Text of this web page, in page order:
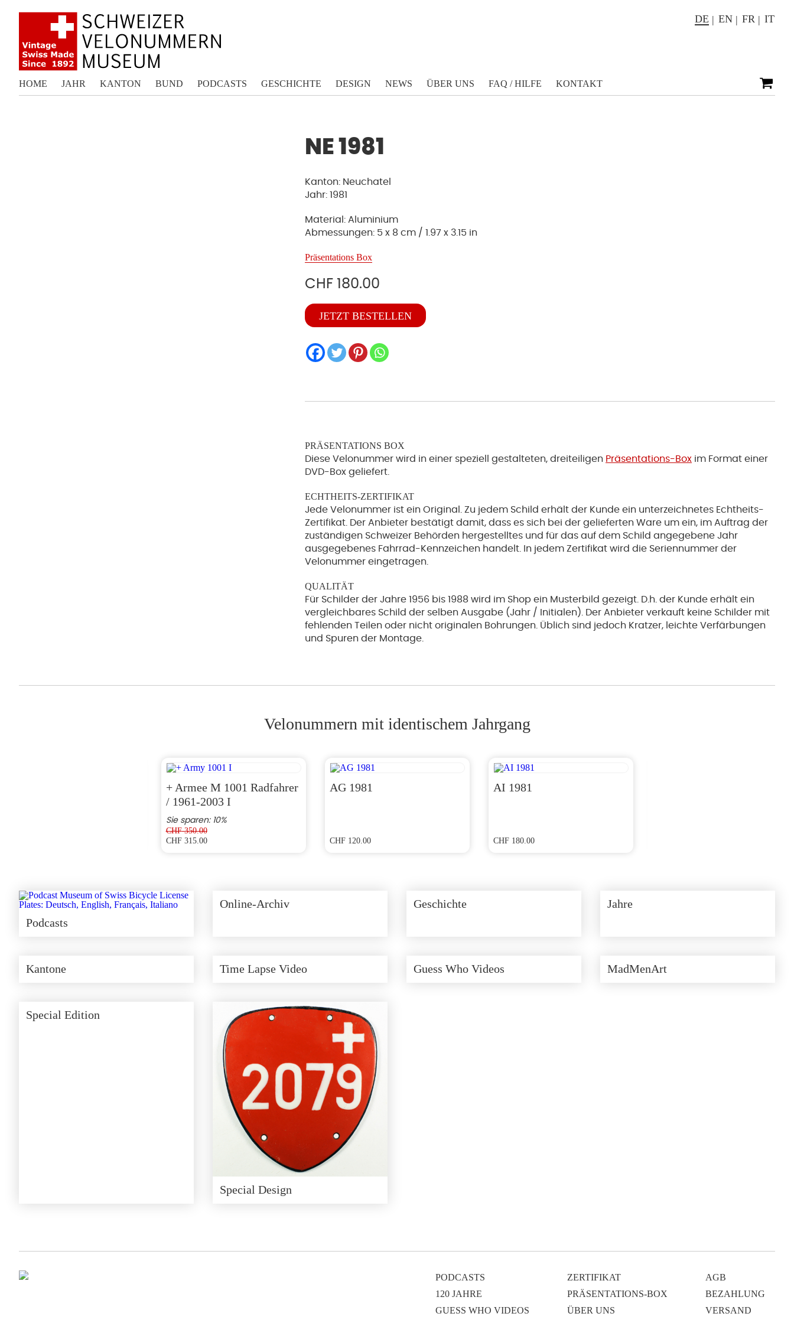
HOME JAHR KANTON BUND PODCASTS GESCHICHTE DESIGN NEWS ÜBER UNS FAQ / HILFE KONTAKT
DE EN FR IT
NE 1981
Kanton: Neuchatel
Jahr: 1981
Material: Aluminium
Abmessungen: 5 x 8 cm / 1.97 x 3.15 in
Präsentations Box
CHF 180.00
NE
1981
Menge
JETZT BESTELLEN
PRÄSENTATIONS BOX
Diese Velonummer wird in einer speziell gestalteten, dreiteiligen Präsentations-Box im Format einer
DVD-Box geliefert.
ECHTHEITS-ZERTIFIKAT
Jede Velonummer ist ein Original. Zu jedem Schild erhält der Kunde ein unterzeichnetes Echtheits-
Zertifikat. Der Anbieter bestätigt damit, dass es sich bei der gelieferten Ware um ein, im Auftrag der
zuständigen Schweizer Behörden hergestelltes und für das auf dem Schild angegebene Jahr
ausgegebenes Fahrrad-Kennzeichen handelt. In jedem Zertifikat wird die Seriennummer der
Velonummer eingetragen.
QUALITÄT
Für Schilder der Jahre 1956 bis 1988 wird im Shop ein Musterbild gezeigt. D.h. der Kunde erhält ein
vergleichbares Schild der selben Ausgabe (Jahr / Initialen). Der Anbieter verkauft keine Schilder mit
fehlenden Teilen oder nicht originalen Bohrungen. Üblich sind jedoch Kratzer, leichte Verfärbungen
und Spuren der Montage.
Velonummern mit identischem Jahrgang
+ Armee M 1001 Radfahrer
/ 1961-2003 I
CHF350.00
CHF315.00
Sie sparen: 10%
AG 1981
CHF120.00
AI 1981
CHF180.00
Podcasts
Online-Archiv Geschichte Jahre
Kantone Time Lapse Video Guess Who Videos MadMenArt
Special Edition
Special Design
PODCASTS
120 JAHRE
GUESS WHO VIDEOS
ZERTIFIKAT
PRÄSENTATIONS-BOX
ÜBER UNS
AGB
BEZAHLUNG
VERSAND